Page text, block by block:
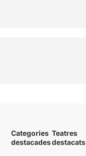
Categories
destacades
Teatres
destacats